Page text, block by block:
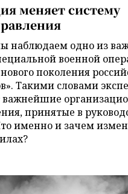
меняет систему
наблюдаем одно из
военной
поколения
Такими словами
принятые в
именно и зачем